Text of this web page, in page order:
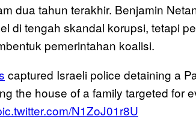
dua tahun terakhir. Benjamin
di tengah skandal korupsi, tetapi
pemerintahan koalisi.
captured Israeli police detaining a
the house of a family targeted for
N1ZoJ01r8U